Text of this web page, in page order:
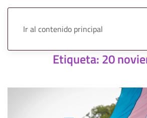
Ir al contenido principal
Etiqueta:20